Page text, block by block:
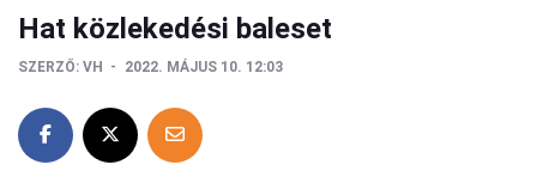
Hat közlekedési baleset
SZERZŐ: VH 2022. MÁJUS 10. 12:03